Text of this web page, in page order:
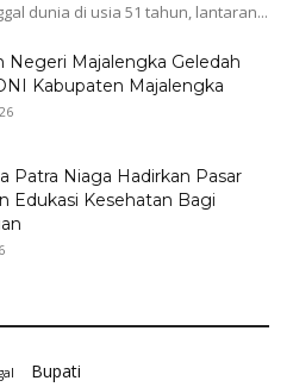
dunia di usia 51 tahun, lantaran...
Negeri Majalengka Geledah
Kabupaten Majalengka
Patra Niaga Hadirkan Pasar
Edukasi Kesehatan Bagi
Bupati